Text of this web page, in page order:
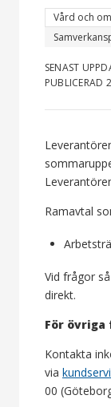
Vård och
SENAST
PUBLICERAD
Ramavtal
Vid frågor
direkt.
För övriga
Kontakta
via
00